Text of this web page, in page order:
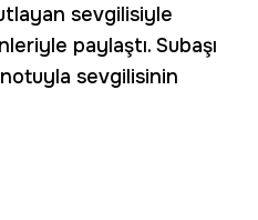
sevgilisiyle
paylaştı. Subaşı
sevgilisinin